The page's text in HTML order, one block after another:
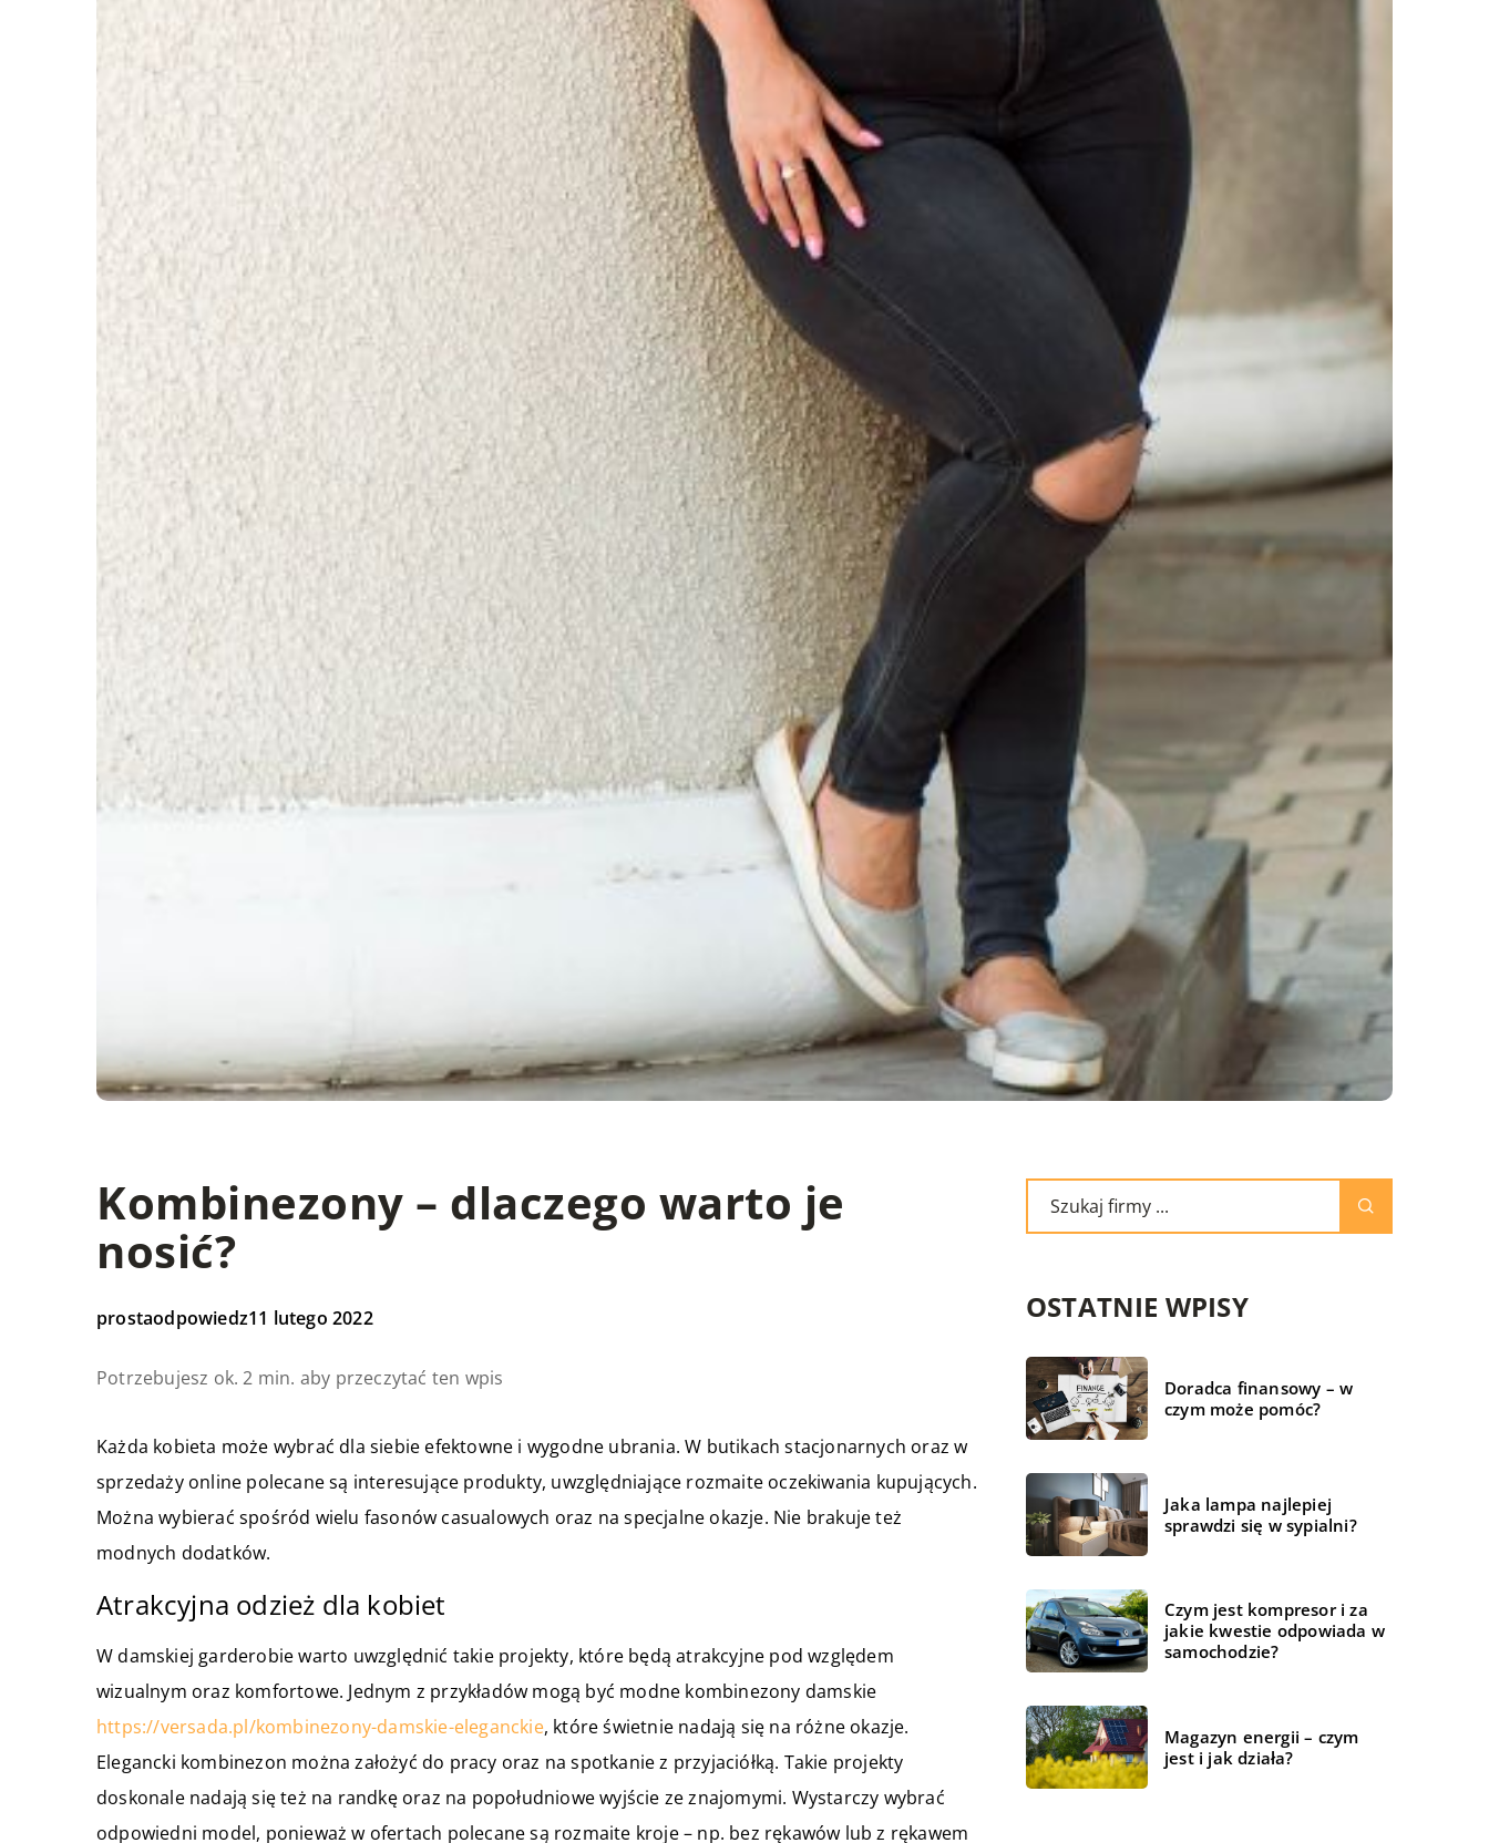
Kombinezony – dlaczego warto je
nosić?
prostaodpowiedz11 lutego 2022
Potrzebujesz ok. 2 min. aby przeczytać ten wpis
Każda kobieta może wybrać dla siebie efektowne i wygodne ubrania. W butikach stacjonarnych oraz w
sprzedaży online polecane są interesujące produkty, uwzględniające rozmaite oczekiwania kupujących.
Można wybierać spośród wielu fasonów casualowych oraz na specjalne okazje. Nie brakuje też
modnych dodatków.
Atrakcyjna odzież dla kobiet
W damskiej garderobie warto uwzględnić takie projekty, które będą atrakcyjne pod względem
wizualnym oraz komfortowe. Jednym z przykładów mogą być modne kombinezony damskie
https://versada.pl/kombinezony-damskie-eleganckie, które świetnie nadają się na różne okazje.
Elegancki kombinezon można założyć do pracy oraz na spotkanie z przyjaciółką. Takie projekty
doskonale nadają się też na randkę oraz na popołudniowe wyjście ze znajomymi. Wystarczy wybrać
odpowiedni model, ponieważ w ofertach polecane są rozmaite kroje – np. bez rękawów lub z rękawem
OSTATNIE WPISY
Doradca finansowy – w
czym może pomóc?
Jaka lampa najlepiej
sprawdzi się w sypialni?
Czym jest kompresor i za
jakie kwestie odpowiada w
samochodzie?
Magazyn energii – czym
jest i jak działa?